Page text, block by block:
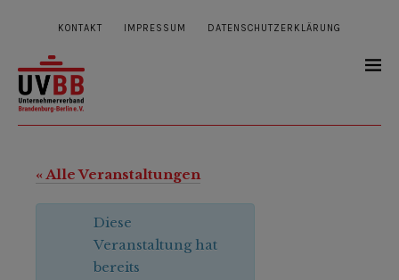
KONTAKT IMPRESSUM DATENSCHUTZERKLÄRUNG
« Alle Veranstaltungen
Diese
Veranstaltung hat
bereits